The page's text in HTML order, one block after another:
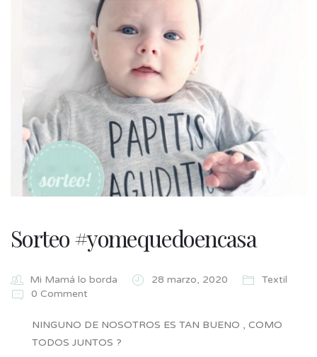
Sorteo #yomequedoencasa
Mi Mamá lo borda 28 marzo, 2020
Textil
0 Comment
NINGUNO DE NOSOTROS ES TAN BUENO , COMO
TODOS JUNTOS ?